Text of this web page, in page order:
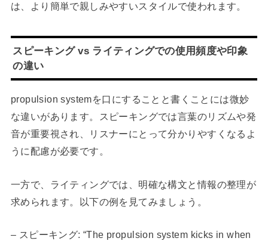
は、より簡単で親しみやすいスタイルで使われます。
スピーキング vs ライティングでの使用頻度や印象
の違い
propulsion systemを口にすることと書くことには微妙
な違いがあります。スピーキングでは言葉のリズムや発
音が重要視され、リスナーにとって分かりやすくなるよ
うに配慮が必要です。
一方で、ライティングでは、明確な構文と情報の整理が
求められます。以下の例を見てみましょう。
– スピーキング: “The propulsion system kicks in when